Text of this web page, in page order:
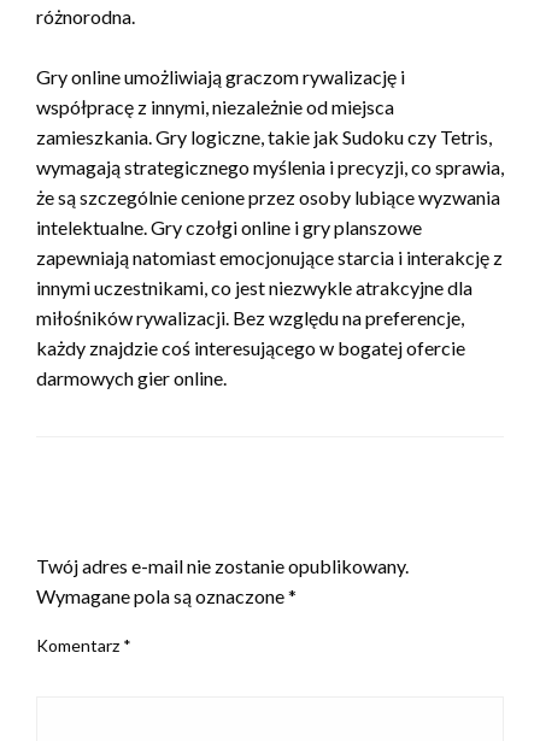
różnorodna.
Gry online umożliwiają graczom rywalizację i
współpracę z innymi, niezależnie od miejsca
zamieszkania. Gry logiczne, takie jak Sudoku czy Tetris,
wymagają strategicznego myślenia i precyzji, co sprawia,
że są szczególnie cenione przez osoby lubiące wyzwania
intelektualne. Gry czołgi online i gry planszowe
zapewniają natomiast emocjonujące starcia i interakcję z
innymi uczestnikami, co jest niezwykle atrakcyjne dla
miłośników rywalizacji. Bez względu na preferencje,
każdy znajdzie coś interesującego w bogatej ofercie
darmowych gier online.
Twój adres e-mail nie zostanie opublikowany.
Wymagane pola są oznaczone*
Komentarz *